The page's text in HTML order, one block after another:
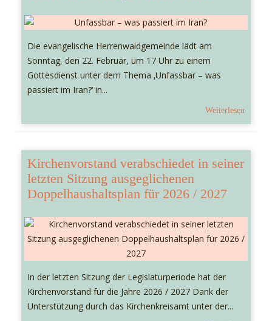
Die evangelische Herrenwaldgemeinde lädt am
Sonntag, den 22. Februar, um 17 Uhr zu einem
Gottesdienst unter dem Thema ‚Unfassbar – was
passiert im Iran?‘ in...
Weiterlesen
Kirchenvorstand verabschiedet in seiner
letzten Sitzung ausgeglichenen
Doppelhaushaltsplan für 2026 / 2027
In der letzten Sitzung der Legislaturperiode hat der
Kirchenvorstand für die Jahre 2026 / 2027 Dank der
Unterstützung durch das Kirchenkreisamt unter der...